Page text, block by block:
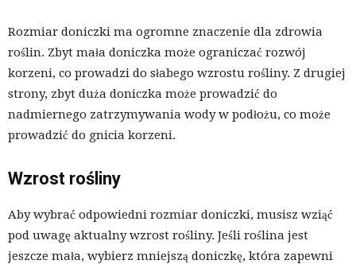
Rozmiar doniczki ma ogromne znaczenie dla zdrowia
roślin. Zbyt mała doniczka może ograniczać rozwój
korzeni, co prowadzi do słabego wzrostu rośliny. Z drugiej
strony, zbyt duża doniczka może prowadzić do
nadmiernego zatrzymywania wody w podłożu, co może
prowadzić do gnicia korzeni.
Wzrost rośliny
Aby wybrać odpowiedni rozmiar doniczki, musisz wziąć
pod uwagę aktualny wzrost rośliny. Jeśli roślina jest
jeszcze mała, wybierz mniejszą doniczkę, która zapewni